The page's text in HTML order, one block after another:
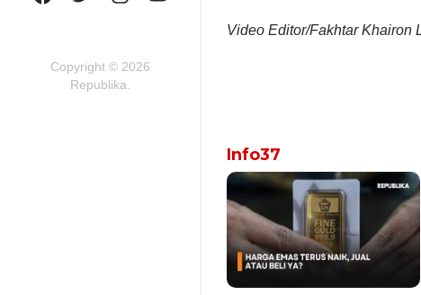
Copyright © 2026
Republika.
Video Editor/Fakhtar Khairon
Info37